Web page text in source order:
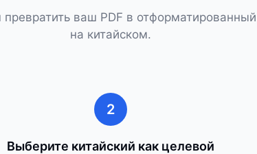
ваш PDF в
на китайском.
2
Выберите китайский как целевой